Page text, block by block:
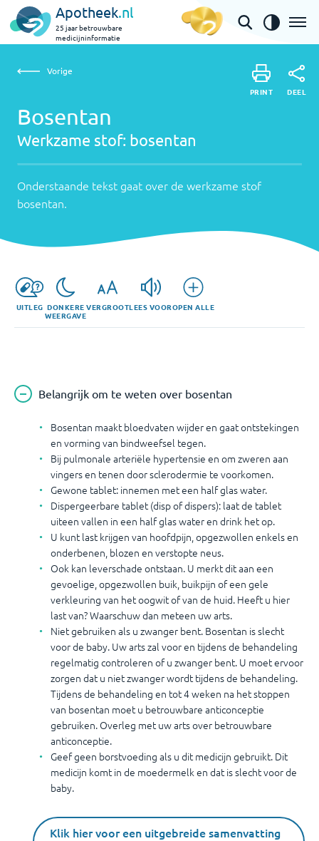
Apotheek.nl
25 jaar betrouwbare
medicijninformatie
Bosentan | bosentan
over
de
werkzame
Vorige
Bosentan
Werkzame stof: bosentan
Onderstaande tekst gaat over de werkzame stof
bosentan.
PRINT DEEL
UITLEG DONKERE
WEERGAVE
VERGROOTLEES VOOROPEN ALLE
Belangrijk om te weten over bosentan
Bosentan maakt bloedvaten wijder en gaat ontstekingen
en vorming van bindweefsel tegen.
Bij pulmonale arteriële hypertensie en om zweren aan
vingers en tenen door sclerodermie te voorkomen.
Gewone tablet: innemen met een half glas water.
Dispergeerbare tablet (disp of dispers): laat de tablet
uiteen vallen in een half glas water en drink het op.
U kunt last krijgen van hoofdpijn, opgezwollen enkels en
onderbenen, blozen en verstopte neus.
Ook kan leverschade ontstaan. U merkt dit aan een
gevoelige, opgezwollen buik, buikpijn of een gele
verkleuring van het oogwit of van de huid. Heeft u hier
last van? Waarschuw dan meteen uw arts.
Niet gebruiken als u zwanger bent. Bosentan is slecht
voor de baby. Uw arts zal voor en tijdens de behandeling
regelmatig controleren of u zwanger bent. U moet ervoor
zorgen dat u niet zwanger wordt tijdens de behandeling.
Tijdens de behandeling en tot 4 weken na het stoppen
van bosentan moet u betrouwbare anticonceptie
gebruiken. Overleg met uw arts over betrouwbare
anticonceptie.
Geef geen borstvoeding als u dit medicijn gebruikt. Dit
medicijn komt in de moedermelk en dat is slecht voor de
baby.
Klik hier voor een uitgebreide samenvatting